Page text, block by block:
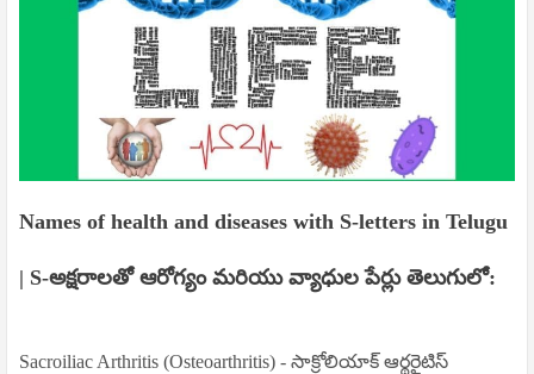
Names of health and diseases with S-letters in Telugu
| S-అక్షరాలతో ఆరోగ్యం మరియు వ్యాధుల పేర్లు తెలుగులో:
Sacroiliac Arthritis (Osteoarthritis) - సాక్రోలియాక్ ఆర్థరైటిస్